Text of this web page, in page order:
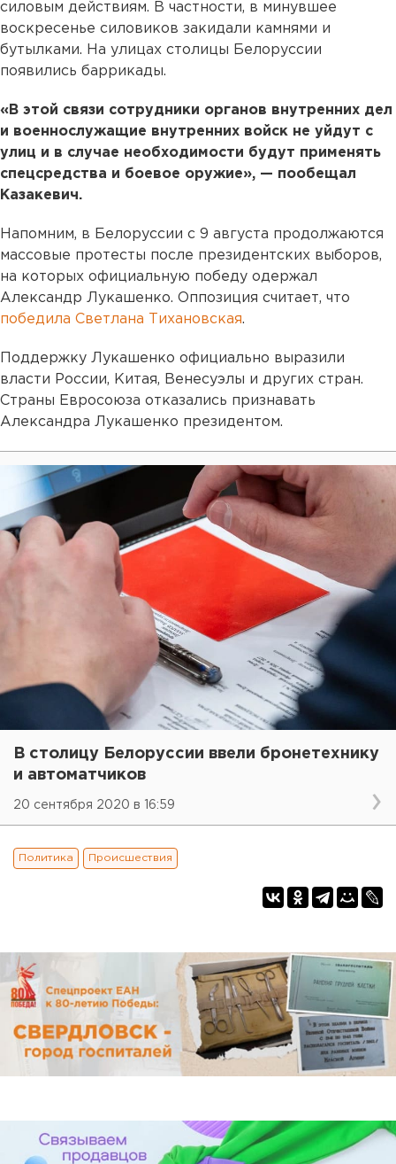
силовым действиям. В частности, в минувшее
воскресенье силовиков закидали камнями и
бутылками. На улицах столицы Белоруссии
появились баррикады.
«В этой связи сотрудники органов внутренних дел
и военнослужащие внутренних войск не уйдут с
улиц и в случае необходимости будут применять
спецсредства и боевое оружие», — пообещал
Казакевич.
Напомним, в Белоруссии с 9 августа продолжаются
массовые протесты после президентских выборов,
на которых официальную победу одержал
Александр Лукашенко. Оппозиция считает, что
победила Светлана Тихановская.
Поддержку Лукашенко официально выразили
власти России, Китая, Венесуэлы и других стран.
Страны Евросоюза отказались признавать
Александра Лукашенко президентом.
В столицу Белоруссии ввели бронетехнику
и автоматчиков
20 сентября 2020 в 16:59
Политика Происшествия